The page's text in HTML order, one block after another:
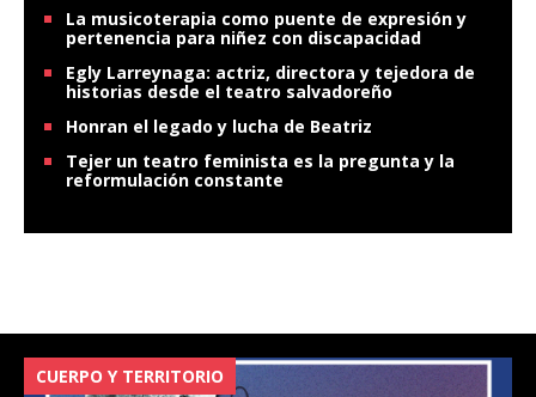
La musicoterapia como puente de expresión y
pertenencia para niñez con discapacidad
Egly Larreynaga: actriz, directora y tejedora de
Honran el legado y lucha de Beatriz
Tejer un teatro feminista es la pregunta y la
VIOLENCIA SEXUAL: SITUACIÓN DE LA NIÑEZ